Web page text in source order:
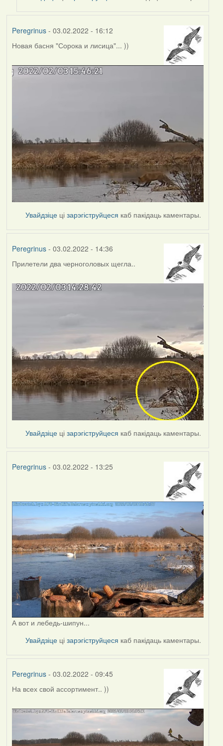
Peregrinus- 03.02.2022 - 16:12
Новая басня "Сорока и лисица"... ))
Увайдзіце цізарэгіструйцеся каб пакідаць каментары.
Peregrinus- 03.02.2022 - 14:36
Прилетели два черноголовых щегла..
Увайдзіце цізарэгіструйцеся каб пакідаць каментары.
Peregrinus- 03.02.2022 - 13:25
А вот и лебедь-шипун...
Увайдзіце цізарэгіструйцеся каб пакідаць каментары.
Peregrinus- 03.02.2022 - 09:45
На всех свой ассортимент.. ))